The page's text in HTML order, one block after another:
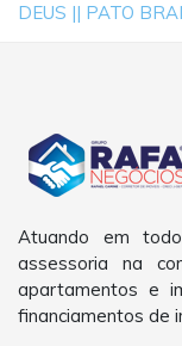
DEUS || PATO
Atuando em
assessoria na
apartamentos e
financiamentos de